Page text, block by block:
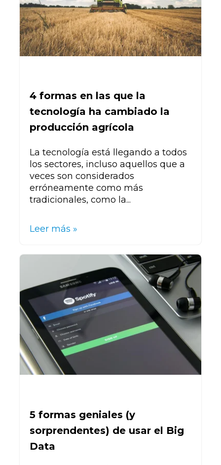
4 formas en las que la
tecnología ha cambiado la
producción agrícola
La tecnología está llegando a todos
los sectores, incluso aquellos que a
veces son considerados
erróneamente como más
tradicionales, como la...
Leer más »
5 formas geniales (y
sorprendentes) de usar el Big
Data